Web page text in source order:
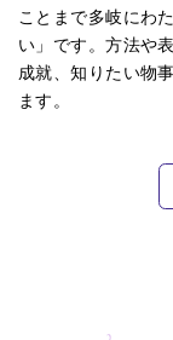
ことまで多岐にわ
い」です。方法や
成就、知りたい物
ます。